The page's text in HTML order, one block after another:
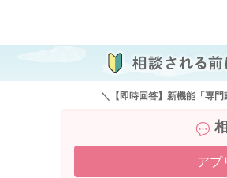
＼【即時回答】新機能「専
アプ